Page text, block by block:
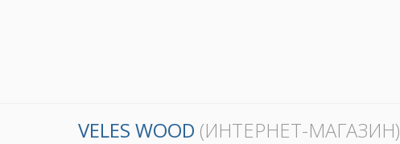
VELES WOOD (ИНТЕРНЕТ-МАГАЗИН)